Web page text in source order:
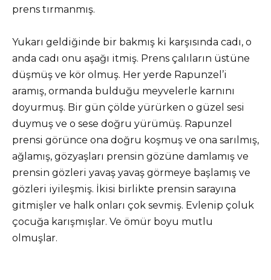
prens tırmanmış.
Yukarı geldiğinde bir bakmış ki karşısında cadı, o
anda cadı onu aşağı itmiş. Prens çalıların üstüne
düşmüş ve kör olmuş. Her yerde Rapunzel’i
aramış, ormanda bulduğu meyvelerle karnını
doyurmuş. Bir gün çölde yürürken o güzel sesi
duymuş ve o sese doğru yürümüş. Rapunzel
prensi görünce ona doğru koşmuş ve ona sarılmış,
ağlamış, gözyaşları prensin gözüne damlamış ve
prensin gözleri yavaş yavaş görmeye başlamış ve
gözleri iyileşmiş. İkisi birlikte prensin sarayına
gitmişler ve halk onları çok sevmiş. Evlenip çoluk
çocuğa karışmışlar. Ve ömür boyu mutlu
olmuşlar.